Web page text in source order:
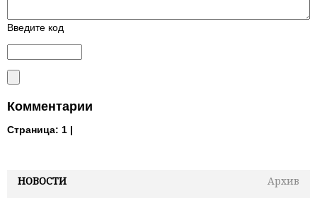
НОВОСТИ
Архив
Введите код
Комментарии
Страница: 1 |